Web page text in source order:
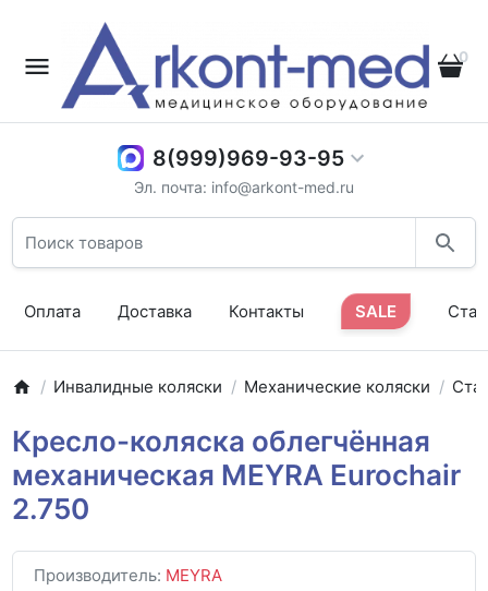
0
8(999)969-93-95
Эл. почта: info@arkont-med.ru
Оплата Доставка Контакты SALE
Инвалидные коляски Механические коляски
Кресло-коляска облегчённая
механическая MEYRA Eurochair
2.750
Производитель: MEYRA